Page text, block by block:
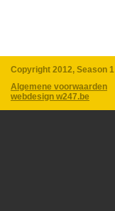
Copyright 2012, Season 1
Algemene voorwaarden
webdesign w247.be